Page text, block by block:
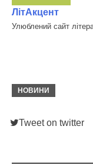
ЛітАкцент
Улюблений сайт
НОВИНИ
Tweet on twitter